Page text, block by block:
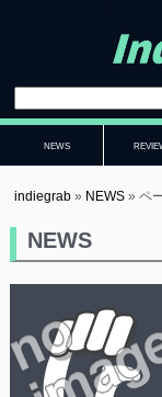
NEWS
indiegrab » NEWS »ペ
NEWS